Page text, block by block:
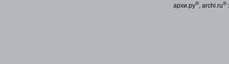
архи.ру®, archi.ru®